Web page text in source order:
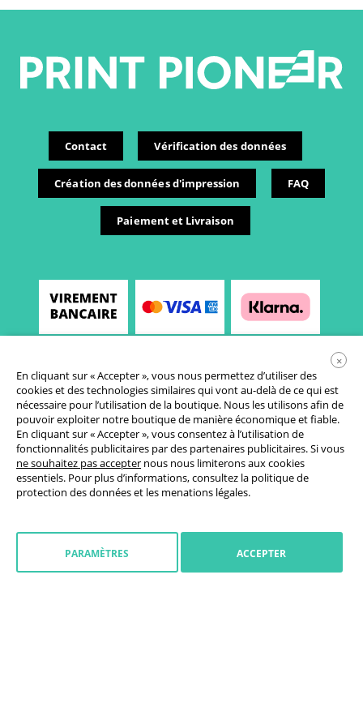
Contact Vérification des données
Création des données d'impression FAQ
Paiement et Livraison
Conditions générales de vente
Déclaration de protection des données
Droit de rétractation
×
En cliquant sur « Accepter », vous nous permettez d’utiliser des
cookies et des technologies similaires qui vont au-delà de ce qui est
nécessaire pour l’utilisation de la boutique. Nous les utilisons afin de
pouvoir exploiter notre boutique de manière économique et fiable.
En cliquant sur « Accepter », vous consentez à l’utilisation de
fonctionnalités publicitaires par des partenaires publicitaires. Si vous
ne souhaitez pas accepter nous nous limiterons aux cookies
essentiels. Pour plus d’informations, consultez la politique de
protection des donnéeset les menations légales.
PARAMÈTRES ACCEPTER